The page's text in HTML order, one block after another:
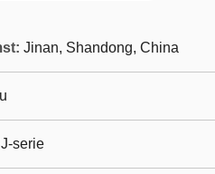
Jinan, Shandong, China
serie